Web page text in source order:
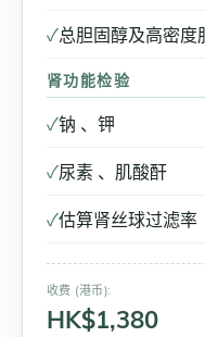
✓总胆固醇及高密度
肾功能检验
✓钠 、钾
✓尿素 、肌酸酐
✓估算肾丝球过滤率
收费 (港币):
HK$1,380